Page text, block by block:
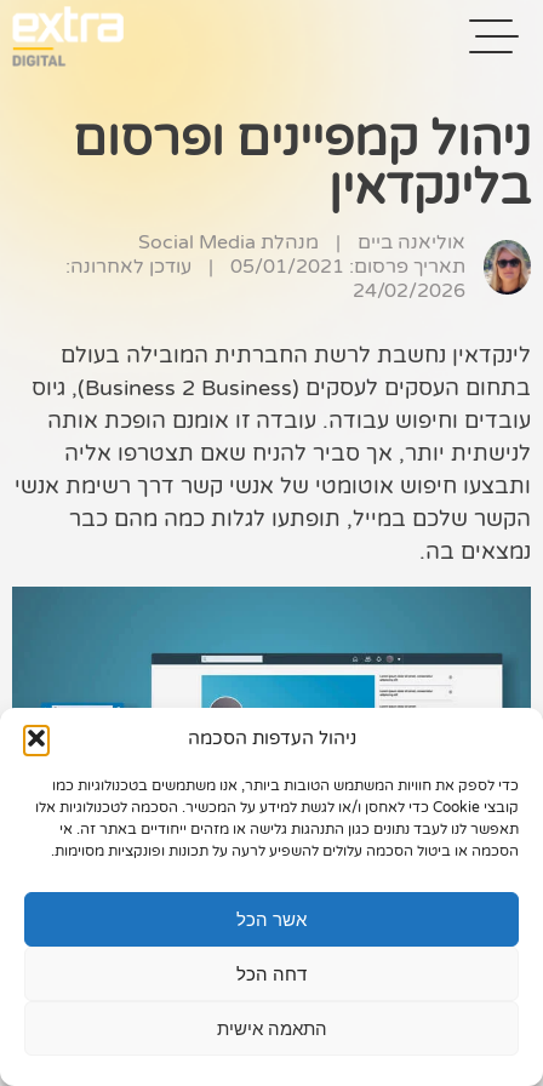
ניהול העדפות הסכמה
כדי לספק את חוויות המשתמש הטובות ביותר, אנו משתמשים בטכנולוגיות כמו
קובצי Cookie כדי לאחסן ו/או לגשת למידע על המכשיר. הסכמה לטכנולוגיות אלו
תאפשר לנו לעבד נתונים כגון התנהגות גלישה או מזהים ייחודיים באתר זה. אי
הסכמה או ביטול הסכמה עלולים להשפיע לרעה על תכונות ופונקציות מסוימות.
אשר הכל
דחה הכל
התאמה אישית
בית
בניית אתרים
קידום אתרים
פרסום בגוגל
רשתות חברתיות
שיווק לאתרי
סחר
קייס סטאדי
תיק עבודות
073-7028000
הפלד 7, חולון
info@extra.co.il
ניהול קמפיינים ופרסום
בלינקדאין
אוליאנה ביים |
מנהלת Social Media
תאריך פרסום: 05/01/2021
|
עודכן לאחרונה:
24/02/2026
לינקדאין נחשבת לרשת החברתית המובילה בעולם
בתחום העסקים לעסקים (Business 2 Business), גיוס
עובדים וחיפוש עבודה. עובדה זו אומנם הופכת אותה
לנישתית יותר, אך סביר להניח שאם תצטרפו אליה
ותבצעו חיפוש אוטומטי של אנשי קשר דרך רשימת אנשי
הקשר שלכם במייל, תופתעו לגלות כמה מהם כבר
נמצאים בה.
כיום לינקדאין שייכת למיקרוסופט, אשר קנתה אותה
תמורת כ-26.2$ מיליארד דולר ולמרות שהיא כנראה